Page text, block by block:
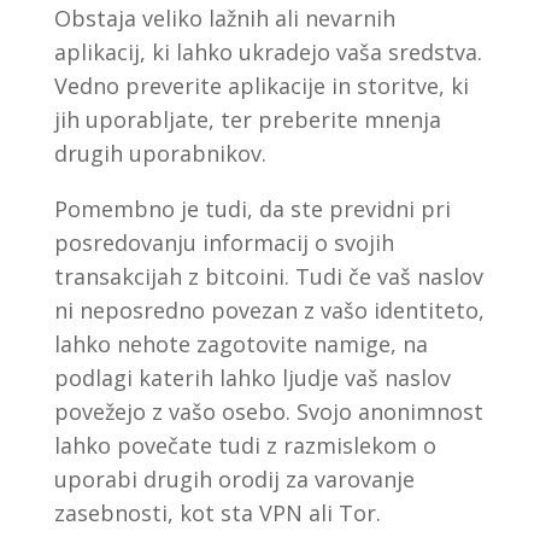
Obstaja veliko lažnih ali nevarnih
aplikacij, ki lahko ukradejo vaša sredstva.
Vedno preverite aplikacije in storitve, ki
jih uporabljate, ter preberite mnenja
drugih uporabnikov.
Pomembno je tudi, da ste previdni pri
posredovanju informacij o svojih
transakcijah z bitcoini. Tudi če vaš naslov
ni neposredno povezan z vašo identiteto,
lahko nehote zagotovite namige, na
podlagi katerih lahko ljudje vaš naslov
povežejo z vašo osebo. Svojo anonimnost
lahko povečate tudi z razmislekom o
uporabi drugih orodij za varovanje
zasebnosti, kot sta VPN ali Tor.